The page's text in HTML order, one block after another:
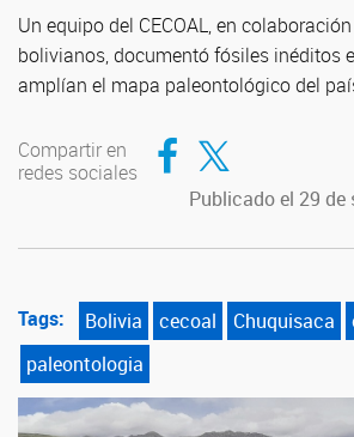
Un equipo del CECOAL, en
bolivianos, documentó fósiles inéditos
amplían el mapa paleontológico del
Compartir en
redes sociales
Compartir en Facebook
Compartir en Twitter
Publicado el 29 de
Tags: Bolivia cecoal Chuquisaca
paleontologia